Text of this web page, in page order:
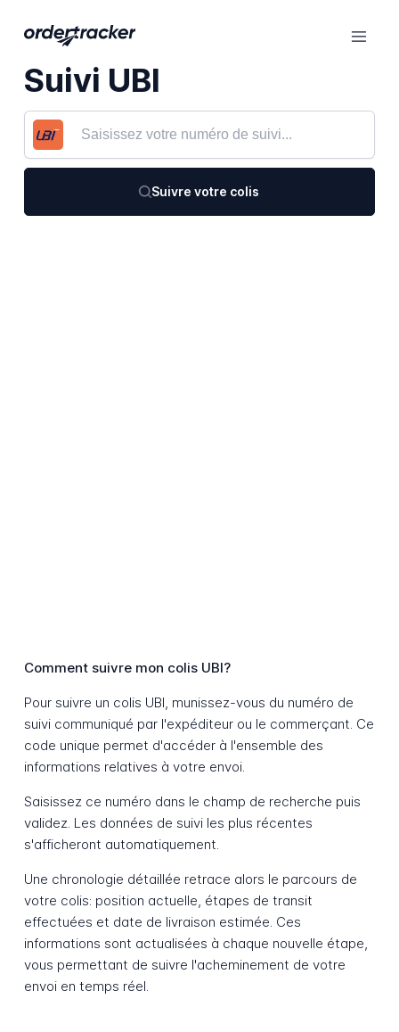
Suivi UBI
Suivre votre colis
Comment suivre mon colis UBI?
Pour suivre un colis UBI, munissez-vous du numéro de
suivi communiqué par l'expéditeur ou le commerçant. Ce
code unique permet d'accéder à l'ensemble des
informations relatives à votre envoi.
Saisissez ce numéro dans le champ de recherche puis
validez. Les données de suivi les plus récentes
s'afficheront automatiquement.
Une chronologie détaillée retrace alors le parcours de
votre colis: position actuelle, étapes de transit
effectuées et date de livraison estimée. Ces
informations sont actualisées à chaque nouvelle étape,
vous permettant de suivre l'acheminement de votre
envoi en temps réel.